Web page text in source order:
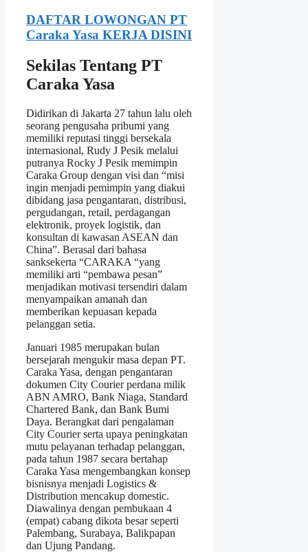
DAFTAR LOWONGAN PT
Caraka Yasa KERJA DISINI
Sekilas Tentang PT
Caraka Yasa
Didirikan di Jakarta 27 tahun lalu oleh
seorang pengusaha pribumi yang
memiliki reputasi tinggi bersekala
internasional, Rudy J Pesik melalui
putranya Rocky J Pesik memimpin
Caraka Group dengan visi dan “misi
ingin menjadi pemimpin yang diakui
dibidang jasa pengantaran, distribusi,
pergudangan, retail, perdagangan
elektronik, proyek logistik, dan
konsultan di kawasan ASEAN dan
China”. Berasal dari bahasa
sanksekerta “CARAKA “yang
memiliki arti “pembawa pesan”
menjadikan motivasi tersendiri dalam
menyampaikan amanah dan
memberikan kepuasan kepada
pelanggan setia.
Januari 1985 merupakan bulan
bersejarah mengukir masa depan PT.
Caraka Yasa, dengan pengantaran
dokumen City Courier perdana milik
ABN AMRO, Bank Niaga, Standard
Chartered Bank, dan Bank Bumi
Daya. Berangkat dari pengalaman
City Courier serta upaya peningkatan
mutu pelayanan terhadap pelanggan,
pada tahun 1987 secara bertahap
Caraka Yasa mengembangkan konsep
bisnisnya menjadi Logistics &
Distribution mencakup domestic.
Diawalinya dengan pembukaan 4
(empat) cabang dikota besar seperti
Palembang, Surabaya, Balikpapan
dan Ujung Pandang.